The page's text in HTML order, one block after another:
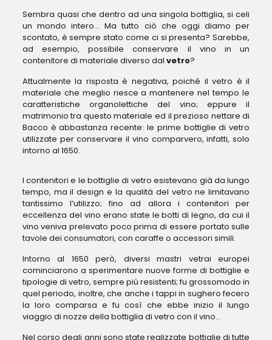
Sembra quasi che dentro ad una singola bottiglia, si celi
un mondo intero… Ma tutto ciò che oggi diamo per
scontato, è sempre stato come ci si presenta? Sarebbe,
ad esempio, possibile conservare il vino in un
contenitore di materiale diverso dal vetro?
Attualmente la risposta è negativa, poiché il vetro è il
materiale che meglio riesce a mantenere nel tempo le
caratteristiche organolettiche del vino; eppure il
matrimonio tra questo materiale ed il prezioso nettare di
Bacco è abbastanza recente: le prime bottiglie di vetro
utilizzate per conservare il vino comparvero, infatti, solo
intorno al 1650.
I contenitori e le bottiglie di vetro esistevano già da lungo
tempo, ma il design e la qualità del vetro ne limitavano
tantissimo l’utilizzo; fino ad allora i contenitori per
eccellenza del vino erano state le botti di legno, da cui il
vino veniva prelevato poco prima di essere portato sulle
tavole dei consumatori, con caraffe o accessori simili.
Intorno al 1650 però, diversi mastri vetrai europei
cominciarono a sperimentare nuove forme di bottiglie e
tipologie di vetro, sempre più resistenti; fu grossomodo in
quel periodo, inoltre, che anche i tappi in sughero fecero
la loro comparsa e fu così che ebbe inizio il lungo
viaggio di nozze della bottiglia di vetro con il vino…
Nel corso degli anni sono state realizzate bottiglie di tutte